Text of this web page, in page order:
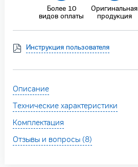
Более 10
видов оплаты
Оригинальная
продукция
Инструкция пользователя
Описание
Технические характеристики
Комплектация
Отзывы и вопросы (8)